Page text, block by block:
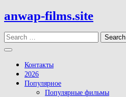
Skip
to
content
anwap-films.site
Search
Open
Button
Контакты
2026
Популярное
Популярные фильмы